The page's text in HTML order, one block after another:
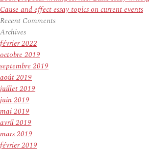
Cause and effect essay topics on current events
Recent Comments
Archives
février 2022
octobre 2019
septembre 2019
août 2019
juillet 2019
juin 2019
mai 2019
avril 2019
mars 2019
février 2019